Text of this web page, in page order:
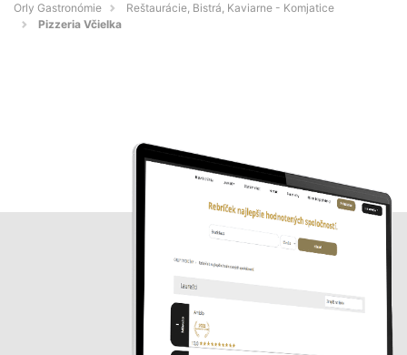
Orly Gastronómie
Reštaurácie, Bistrá, Kaviarne - Komjatice
Pizzeria Včielka